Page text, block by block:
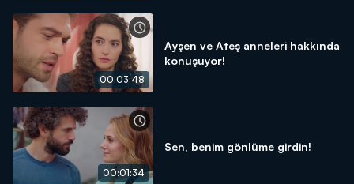
00:03:48
Ayşen ve Ateş anneleri hakkında
konuşuyor!
00:01:34
Sen, benim gönlüme girdin!